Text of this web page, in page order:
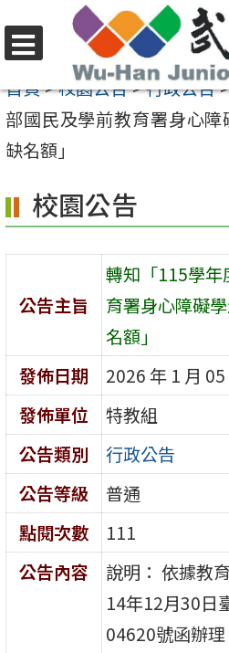
至
要
內
區
選
單
首頁>校園公告>行政公告
部國民及學前教育署身心
缺名額」
校園公告
公告主旨
轉知「115學年
育署身心障礙
名額」
發佈日期
2026 年 1 月 05
發佈單位
特教組
公告類別
行政公告
公告等級
普通
點閱次數
111
公告內容
說明： 依據教
14年12月30日
04620號函辦理